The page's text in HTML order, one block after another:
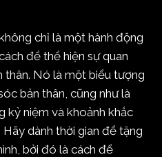
chỉ là một hành động
để thể hiện sự quan
Nó là một biểu tượng
bản thân, cũng như là
kỷ niệm và khoảnh khắc
dành thời gian để tặng
bởi đó là cách để